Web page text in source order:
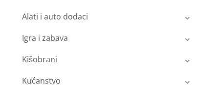
Alati i auto dodaci
Igra i zabava
Kišobrani
Kućanstvo